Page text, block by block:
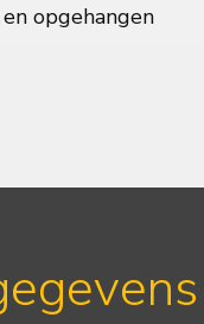
opgehangen